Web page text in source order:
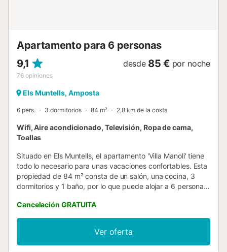
Apartamento para 6 personas
9,1
76 opiniones
desde 85 € por noche
Els Muntells, Amposta
6 pers. 3 dormitorios 84 m² 2,8 km de la costa
Wifi, Aire acondicionado, Televisión, Ropa de cama,
Toallas
Situado en Els Muntells, el apartamento 'Villa Manoli' tiene
todo lo necesario para unas vacaciones confortables. Esta
propiedad de 84 m² consta de un salón, una cocina, 3
dormitorios y 1 baño, por lo que puede alojar a 6 personas.
lavadora y una televisión. La propiedad está ubicada en
medio del Parque Natural del Delta del Ebro, donde se
puede disfrutar de los flamencos de la playa del
Trabucador, que está a unos tres kilómetros. La playa de
La Planchola, que es la playa de la ciudad, también está
Cancelación GRATUITA
Ver oferta